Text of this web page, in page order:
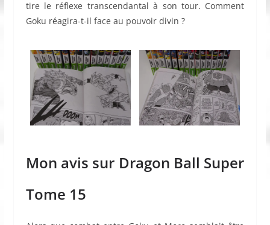
tire le réflexe transcendantal à son tour. Comment
Goku réagira-t-il face au pouvoir divin ?
Mon avis sur Dragon Ball Super
Tome 15